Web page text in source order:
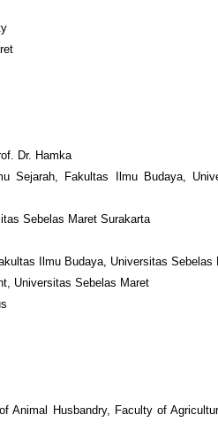
Dr. Hamka
Sejarah, Fakultas Ilmu Budaya,
Sebelas Maret Surakarta
Ilmu Budaya, Universitas Sebelas
Universitas Sebelas Maret
Animal Husbandry, Faculty of